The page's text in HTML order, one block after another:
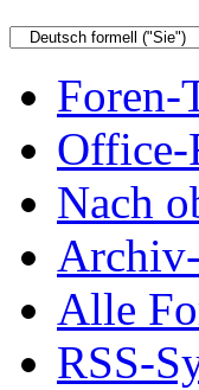
Foren-
Office-
Nach
Alle
RSS-